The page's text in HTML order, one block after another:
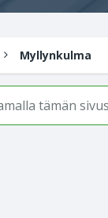
Myllynkulma
tämän